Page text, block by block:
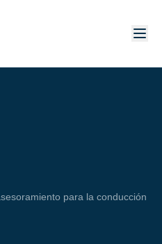
para la conducción